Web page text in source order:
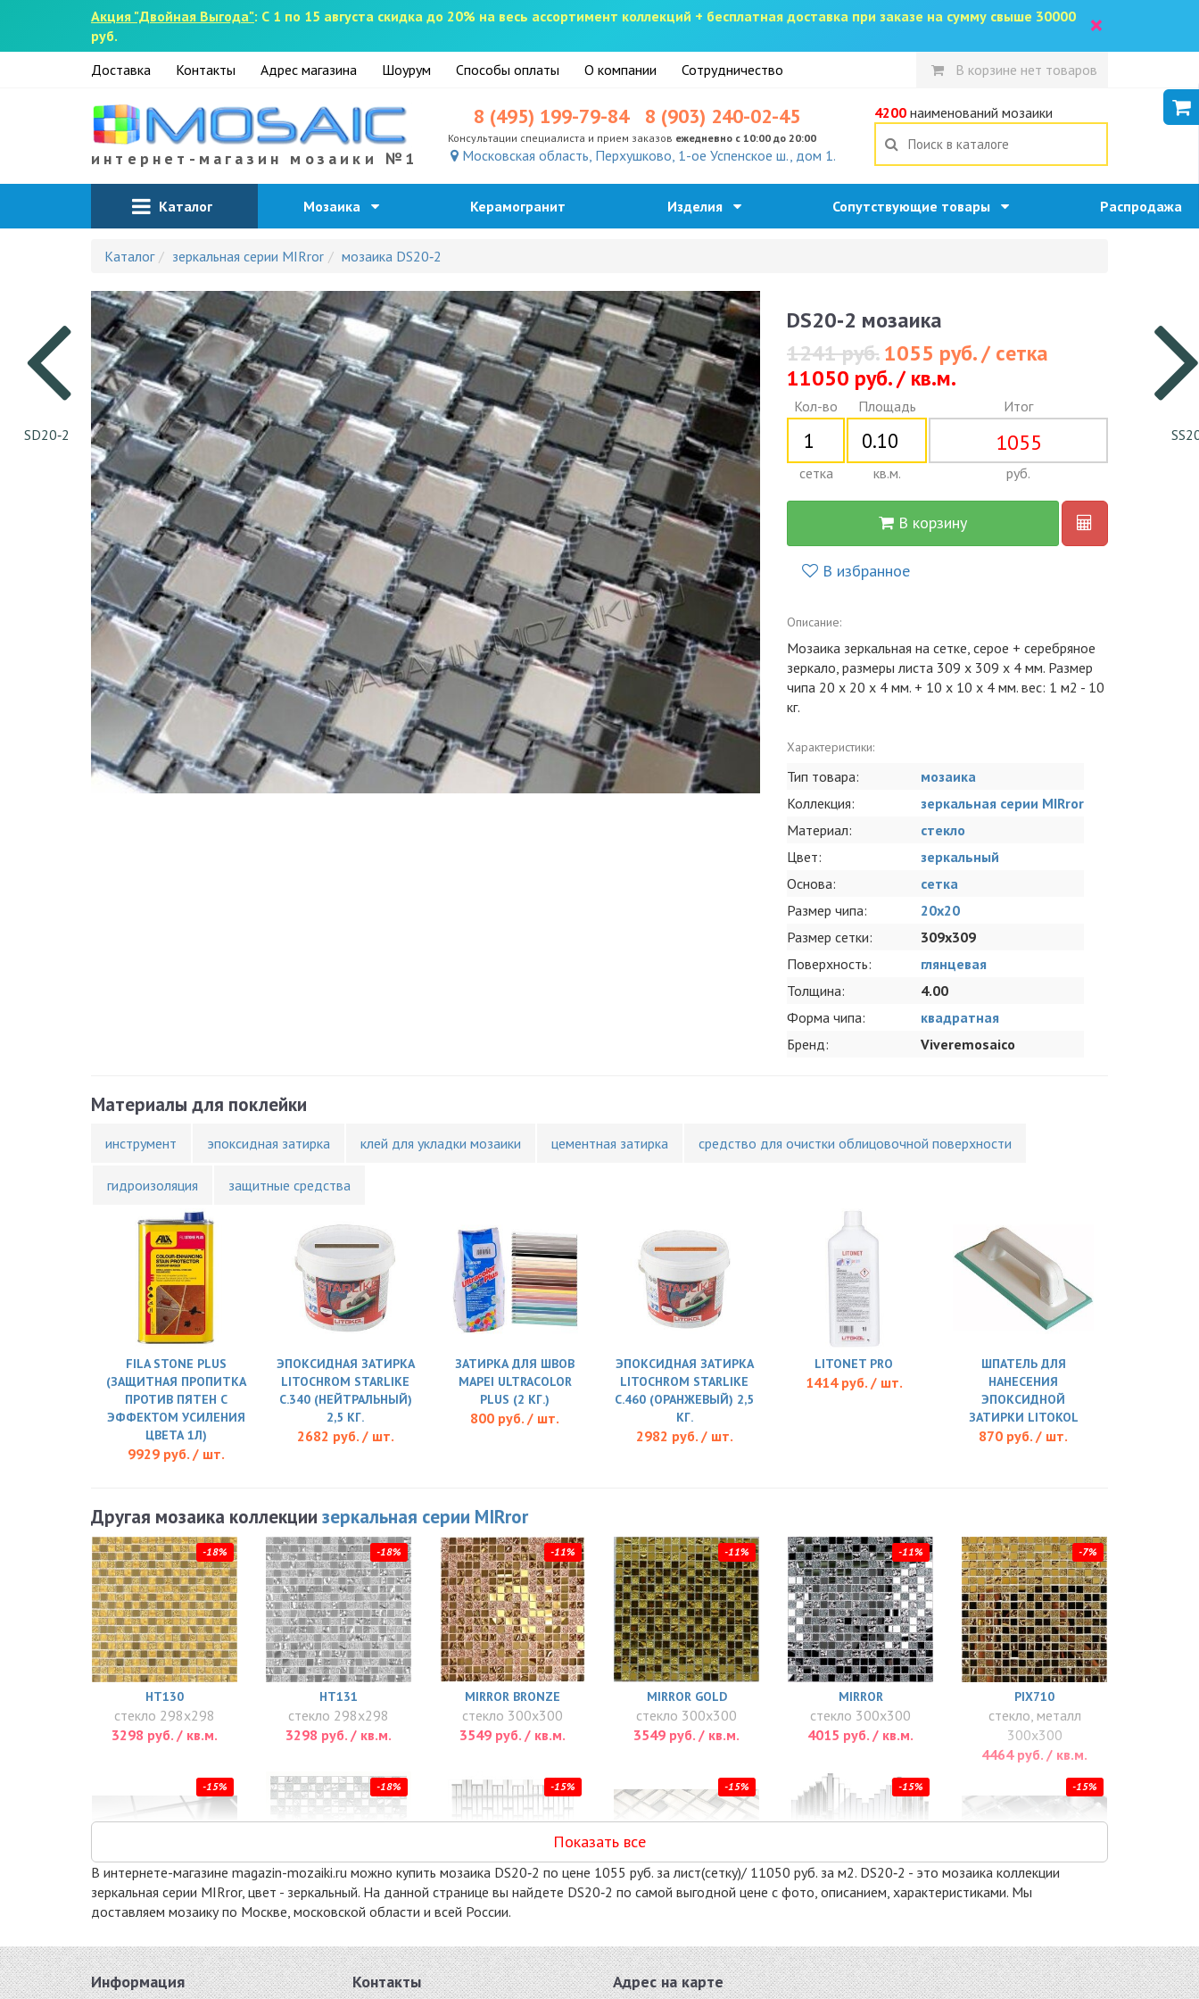
Акция "Двойная Выгода": С 1 по 15 августа скидка до 20% на весь ассортимент коллекций + бесплатная доставка при заказе на сумму свыше 30000
руб.
×
Доставка Контакты Адрес магазина Шоурум Способы оплаты О компании Сотрудничество В корзине нет товаров
интернет-магазин мозаики №1
8 (495) 199-79-84 8 (903) 240-02-45
Консультации специалиста и прием заказов ежедневно с 10:00 до 20:00
Московская область, Перхушково, 1-ое Успенское ш., дом 1.
4200наименований мозаики
Каталог Мозаика Керамогранит Изделия Сопутствующие товары Распродажа
Каталог зеркальная серии MIRror мозаика DS20‐2
SD20‐2
DS20‐2 мозаика
1241 руб.1055 руб. / сетка
11050 руб. / кв.м.
Кол-во
сетка
Площадь
кв.м.
Итог
1055
руб.
В корзину
В избранное
Описание:
Мозаика зеркальная на сетке, серое + серебряное
зеркало, размеры листа 309 х 309 х 4 мм. Размер
чипа 20 х 20 x 4 мм. + 10 х 10 х 4 мм. вес: 1 м2 - 10
кг.
Характеристики:
Тип товара:
мозаика
Коллекция:
зеркальная серии MIRror
Материал:
стекло
Цвет:
зеркальный
Основа:
сетка
Размер чипа:
20x20
Размер сетки:
309x309
Поверхность:
глянцевая
Толщина:
4.00
Форма чипа:
квадратная
Бренд:
Viveremosaico
Материалы для поклейки
инструмент эпоксидная затирка клей для укладки мозаики цементная затирка средство для очистки облицовочной поверхности
гидроизоляция защитные средства
FILA STONE PLUS
(ЗАЩИТНАЯ ПРОПИТКА
ПРОТИВ ПЯТЕН С
ЭФФЕКТОМ УСИЛЕНИЯ
ЦВЕТА 1Л)
9929 руб. / шт.
ЭПОКСИДНАЯ ЗАТИРКА
LITOCHROM STARLIKE
C.340 (НЕЙТРАЛЬНЫЙ)
2,5 КГ.
2682 руб. / шт.
ЗАТИРКА ДЛЯ ШВОВ
MAPEI ULTRACOLOR
PLUS (2 КГ.)
800 руб. / шт.
ЭПОКСИДНАЯ ЗАТИРКА
LITOCHROM STARLIKE
C.460 (ОРАНЖЕВЫЙ) 2,5
КГ.
2982 руб. / шт.
LITONET PRO
1414 руб. / шт.
ШПАТЕЛЬ ДЛЯ
НАНЕСЕНИЯ
ЭПОКСИДНОЙ
ЗАТИРКИ LITOKOL
870 руб. / шт.
Другая мозаика коллекции зеркальная серии MIRror
-18%
HT130
стекло 298x298
3298 руб. / кв.м.
-18%
HT131
стекло 298x298
3298 руб. / кв.м.
-11%
MIRROR BRONZE
стекло 300x300
3549 руб. / кв.м.
-11%
MIRROR GOLD
стекло 300x300
3549 руб. / кв.м.
-11%
MIRROR
стекло 300x300
4015 руб. / кв.м.
-7%
PIX710
стекло, металл
300x300
4464 руб. / кв.м.
-15%
стекло 310x310
5100 руб. / кв.м.
-18%
стекло 300x300
5148 руб. / кв.м.
-15%
стекло 286x320
5525 руб. / кв.м.
-15%
стекло 328x328
5610 руб. / кв.м.
-15%
стекло 286x286
5610 руб. / кв.м.
-15%
стекло 328x328
5780 руб. / кв.м.
Показать все
В интернете-магазине magazin-mozaiki.ru можно купить мозаика DS20‐2 по цене 1055 руб. за лист(сетку)/ 11050 руб. за м2. DS20‐2 - это мозаика коллекции
зеркальная серии MIRror, цвет - зеркальный. На данной странице вы найдете DS20‐2 по самой выгодной цене с фото, описанием, характеристиками. Мы
доставляем мозаику по Москве, московской области и всей России.
Информация Контакты Адрес на карте